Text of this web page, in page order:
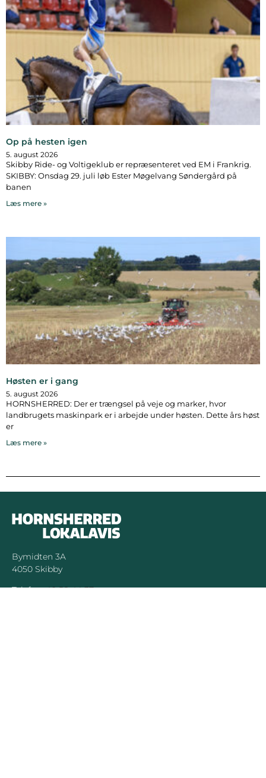
Op på hesten igen
5. august 2026
Skibby Ride- og Voltigeklub er repræsenteret ved EM i Frankrig.
SKIBBY: Onsdag 29. juli løb Ester Møgelvang Søndergård på
banen
Læs mere »
Høsten er i gang
5. august 2026
HORNSHERRED: Der er trængsel på veje og marker, hvor
landbrugets maskinpark er i arbejde under høsten. Dette års høst
er
Læs mere »
Bymidten 3A
4050 Skibby
Telefon:40 58 44 37